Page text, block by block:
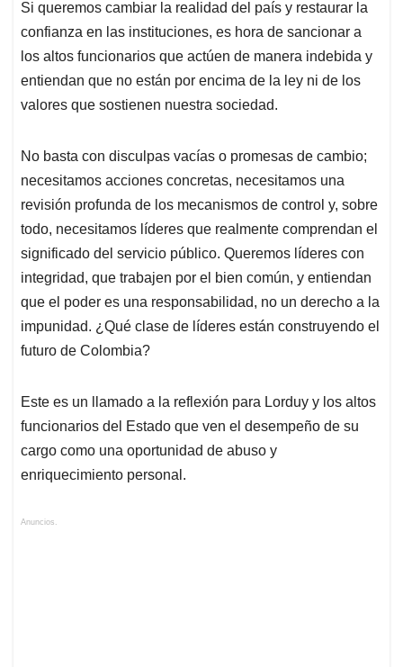
Si queremos cambiar la realidad del país y restaurar la
confianza en las instituciones, es hora de sancionar a
los altos funcionarios que actúen de manera indebida y
entiendan que no están por encima de la ley ni de los
valores que sostienen nuestra sociedad.
No basta con disculpas vacías o promesas de cambio;
necesitamos acciones concretas, necesitamos una
revisión profunda de los mecanismos de control y, sobre
todo, necesitamos líderes que realmente comprendan el
significado del servicio público. Queremos líderes con
integridad, que trabajen por el bien común, y entiendan
que el poder es una responsabilidad, no un derecho a la
impunidad. ¿Qué clase de líderes están construyendo el
futuro de Colombia?
Este es un llamado a la reflexión para Lorduy y los altos
funcionarios del Estado que ven el desempeño de su
cargo como una oportunidad de abuso y
enriquecimiento personal.
Anuncios.